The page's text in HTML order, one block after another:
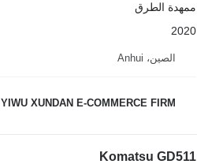
ممهدة الطرق
2020
الصين، Anhui
YIWU XUNDAN E-COMMERCE FIRM
Komatsu GD511